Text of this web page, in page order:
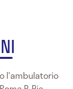
l'ambulatorio